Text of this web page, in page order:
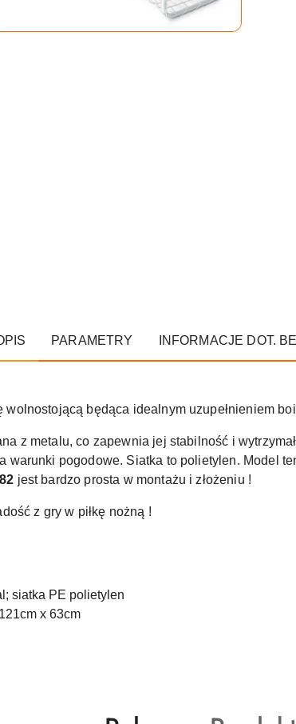
PARAMETRY INFORMACJE DOT.
wolnostojącą będąca idealnym uzupełnieniem
z metalu, co zapewnia jej stabilność i
warunki pogodowe. Siatka to polietylen. Model
jest bardzo prosta w montażu i złożeniu !
z gry w piłkę nożną !
siatka PE polietylen
x 63cm